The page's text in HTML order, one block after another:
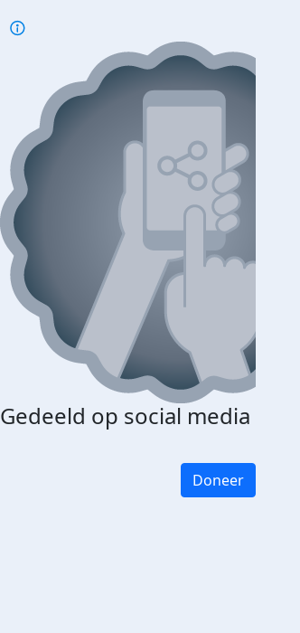
Gedeeld op social media
Doneer